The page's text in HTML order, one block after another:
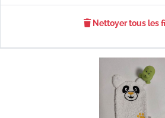
Nettoyer tous les